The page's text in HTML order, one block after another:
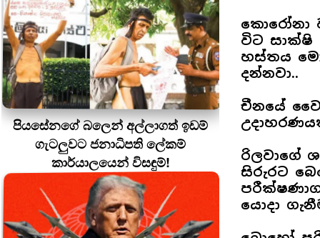
පියසේනගේ බලෙන් අල්ලාගත් ඉඩම්
ගැටලුවට ජනාධිපති ලේකම්
කාර්යාලයෙන් විසඳුම්!
කොරෝනා
විට
හස්තය
දන්නවා..
චීනයේ
රිලවාගේ
සිරුරට
යොදා